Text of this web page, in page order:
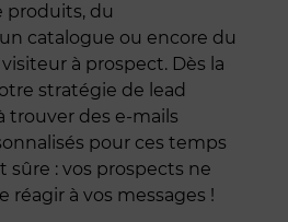
produits, du
catalogue ou encore du
à prospect. Dès la
stratégie de lead
trouver des e-mails
pour ces temps
sûre : vos prospects ne
réagir à vos messages !